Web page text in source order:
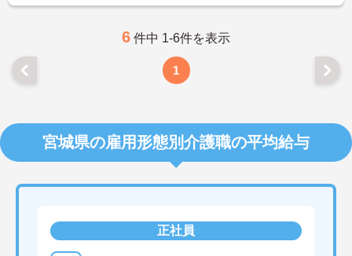
6 件中 1-6件を表示
1
宮城県の雇用形態別介護職の平均給与
正社員